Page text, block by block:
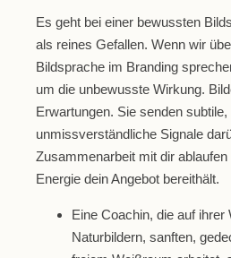
Es geht bei einer bewussten
als reines Gefallen. Wenn wir
Bildsprache im Branding
um die unbewusste Wirkung.
Erwartungen. Sie senden subtile,
unmissverständliche Signale
Zusammenarbeit mit dir
Energie dein Angebot bereithält.
Eine Coachin, die auf ihrer
Naturbildern, sanften,